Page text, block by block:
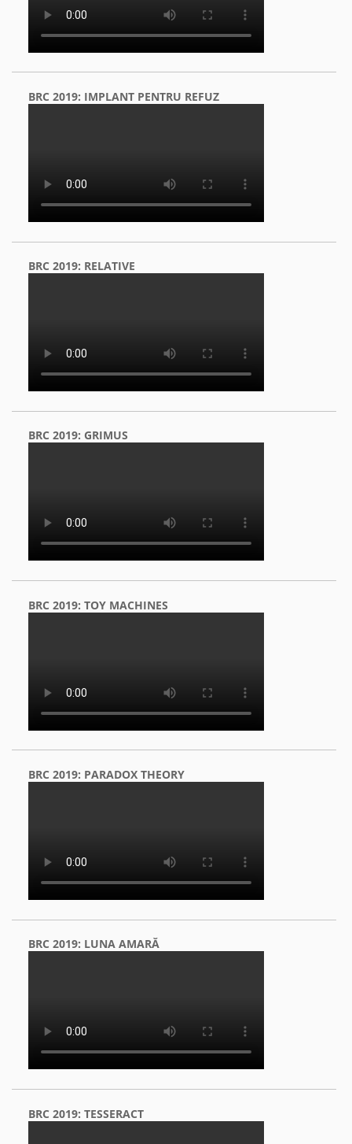
BRC 2019: IMPLANT PENTRU REFUZ
BRC 2019: RELATIVE
BRC 2019: GRIMUS
BRC 2019: TOY MACHINES
BRC 2019: PARADOX THEORY
BRC 2019: LUNA AMARĂ
BRC 2019: TESSERACT